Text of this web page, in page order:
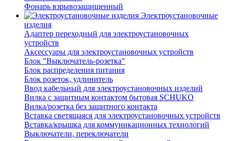
Фонарь взрывозащищенный
Электроустановочные
изделия
Адаптер переходный для электроустановочных
устройств
Аксессуары для электроустановочных устройств
Блок "Выключатель-розетка"
Блок распределения питания
Блок розеток, удлинитель
Ввод кабельный для электроустановочных изделий
Вилка с защитным контактом бытовая SCHUKO
Вилка/розетка без защитного контакта
Вставка светящаяся для электроустановочных устройств
Вставка/крышка для коммуникационных технологий
Выключатели, переключатели